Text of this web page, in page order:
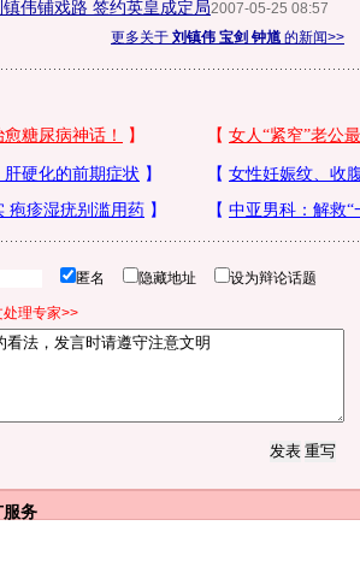
伟铺戏路 签约英皇成定局2007-05-25 08:57
更多关于 刘镇伟 宝剑 钟馗 的新闻>>
匿名 隐藏地址 设为辩论话题
理专家>>
务